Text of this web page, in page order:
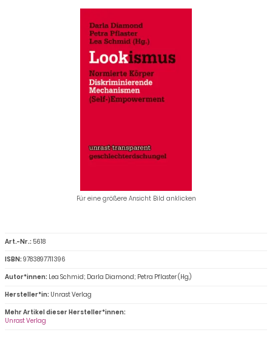
Für eine größere Ansicht Bild anklicken
Art.-Nr.: 5618
ISBN:9783897711396
Autor*innen: Lea Schmid; Darla Diamond; Petra Pflaster (Hg.)
Hersteller*in: Unrast Verlag
Mehr Artikel dieser Hersteller*innen:
Unrast Verlag